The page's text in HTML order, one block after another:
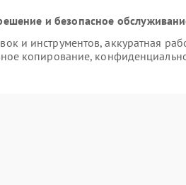
и безопасное
и инструментов, аккуратная
копирование,